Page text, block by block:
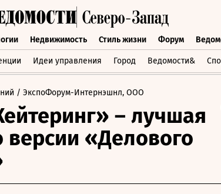
Недвижимость Стиль жизни Форум
Идеи управления Город Ведомости&
Недвижимость Стиль жизни Форум
/ ЭкспоФорум-Интернэшнл, ООО
– лучшая
«Делового